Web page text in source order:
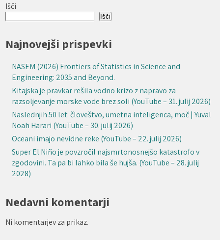
Išči
Išči
Najnovejši prispevki
NASEM (2026) Frontiers of Statistics in Science and
Engineering: 2035 and Beyond.
Kitajska je pravkar rešila vodno krizo z napravo za
razsoljevanje morske vode brez soli (YouTube – 31. julij 2026)
Naslednjih 50 let: človeštvo, umetna inteligenca, moč | Yuval
Noah Harari (YouTube – 30. julij 2026)
Oceani imajo nevidne reke (YouTube – 22. julij 2026)
Super El Niño je povzročil najsmrtonosnejšo katastrofo v
zgodovini. Ta pa bi lahko bila še hujša. (YouTube – 28. julij
2028)
Nedavni komentarji
Ni komentarjev za prikaz.